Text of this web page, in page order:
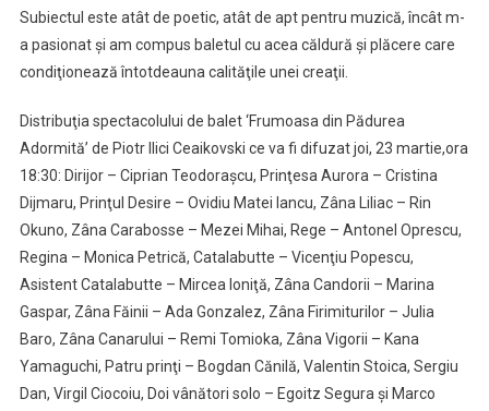
Subiectul este atât de poetic, atât de apt pentru muzică, încât m-
a pasionat şi am compus baletul cu acea căldură şi plăcere care
condiţionează întotdeauna calităţile unei creaţii.
Distribuţia spectacolului de balet ‘Frumoasa din Pădurea
Adormită’ de Piotr Ilici Ceaikovski ce va fi difuzat joi, 23 martie,ora
18:30: Dirijor – Ciprian Teodoraşcu, Prinţesa Aurora – Cristina
Dijmaru, Prinţul Desire – Ovidiu Matei Iancu, Zâna Liliac – Rin
Okuno, Zâna Carabosse – Mezei Mihai, Rege – Antonel Oprescu,
Regina – Monica Petrică, Catalabutte – Vicenţiu Popescu,
Asistent Catalabutte – Mircea Ioniţă, Zâna Candorii – Marina
Gaspar, Zâna Făinii – Ada Gonzalez, Zâna Firimiturilor – Julia
Baro, Zâna Canarului – Remi Tomioka, Zâna Vigorii – Kana
Yamaguchi, Patru prinţi – Bogdan Cănilă, Valentin Stoica, Sergiu
Dan, Virgil Ciocoiu, Doi vânători solo – Egoitz Segura şi Marco